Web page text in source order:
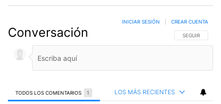
Conversación SIGA ESTA
SEGUIR
INICIAR SESIÓN CREAR CUENTA
TODOS LOS COMENTARIOS 1 LOS MÁS RECIENTES